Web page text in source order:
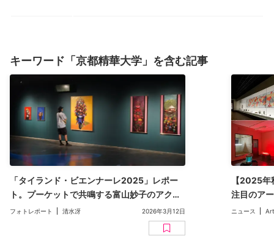
キーワード「京都精華大学」を含む記事
「タイランド・ビエンナーレ2025」レポー
ト。プーケットで共鳴する富山妙子のアクテ
ィヴィズム（文：清水冴）
フォトレポート 清水冴 2026年3月12日
【2025
注目のア
まで
ニュース